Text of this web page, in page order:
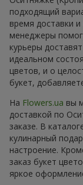
подходящий
время доставки
менеджеры
курьеры
идеальном
цветов, и о
букет,
На Flowers.ua вы
доставкой по
заказе. В
кулинарный
настроение.
заказ букет
яркое